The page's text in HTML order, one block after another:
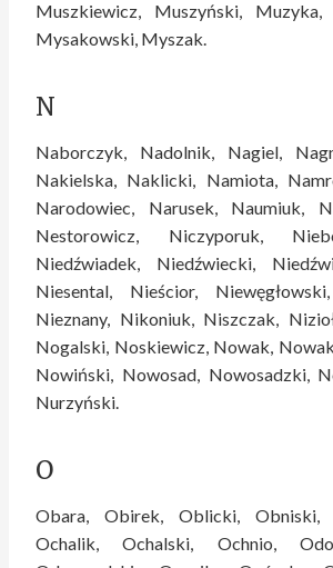
Muszkiewicz, Muszyński,
Mysakowski, Myszak.
N
Naborczyk, Nadolnik, Nagiel,
Nakielska, Naklicki, Namiota,
Narodowiec, Narusek, Naumiuk,
Nestorowicz, Niczyporuk,
Niedźwiadek, Niedźwiecki,
Niesental, Nieścior,
Nieznany, Nikoniuk, Niszczak,
Nogalski, Noskiewicz, Nowak,
Nowiński, Nowosad, Nowosadzki,
Nurzyński.
O
Obara, Obirek, Oblicki, Obniski,
Ochalik, Ochalski, Ochnio,